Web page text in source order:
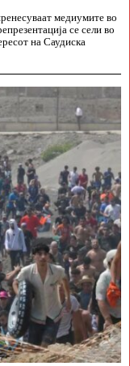
медиумите во
се сели во
на Саудиска